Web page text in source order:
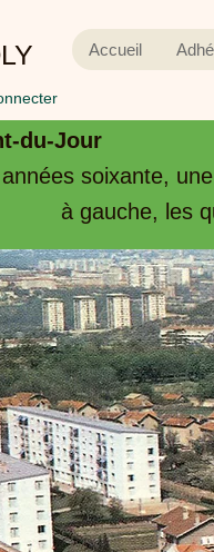
Accueil
soixante,
à gauche, les
du-Jour